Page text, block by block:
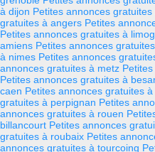
à dijon Petites annonces
gratuites à angers Petites
Petites annonces gratuites à
amiens Petites annonces
à nimes Petites annonces
annonces gratuites à metz
Petites annonces gratuites à
caen Petites annonces gratuites
gratuites à perpignan Petites
annonces gratuites à rouen
billancourt Petites annonces
gratuites à roubaix Petites
annonces gratuites à tourcoing